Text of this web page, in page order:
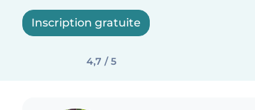
Inscription gratuite
4,7 / 5